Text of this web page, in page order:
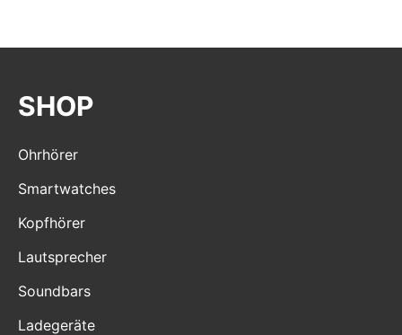
SHOP
Ohrhörer
Smartwatches
Kopfhörer
Lautsprecher
Soundbars
Ladegeräte